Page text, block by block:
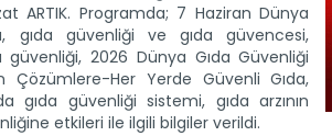
ARTIK. Programda; 7 Haziran Dünya
gıda güvenliği ve gıda güvencesi,
2026 Dünya Gıda Güvenliği
Çözümlere-Her Yerde Güvenli Gıda,
gıda güvenliği sistemi, gıda arzının
etkileri ile ilgili bilgiler verildi.